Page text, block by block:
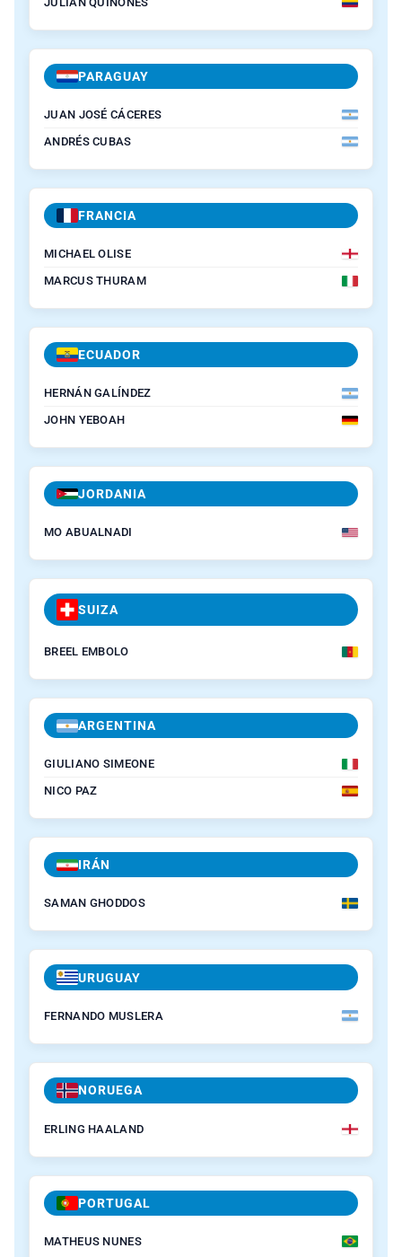
PARAGUAY
JUAN JOSÉ CÁCERES
ANDRÉS CUBAS
FRANCIA
MICHAEL OLISE
MARCUS THURAM
ECUADOR
HERNÁN GALÍNDEZ
JOHN YEBOAH
JORDANIA
MO ABUALNADI
SUIZA
BREEL EMBOLO
ARGENTINA
GIULIANO SIMEONE
NICO PAZ
IRÁN
SAMAN GHODDOS
URUGUAY
FERNANDO MUSLERA
NORUEGA
ERLING HAALAND
PORTUGAL
MATHEUS NUNES